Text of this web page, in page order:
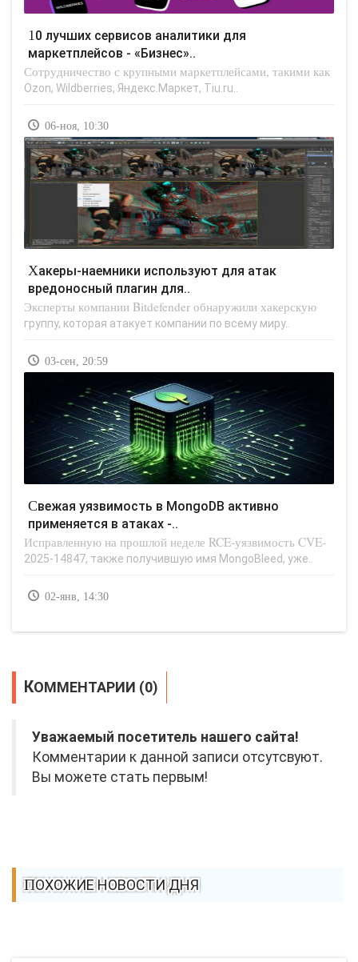
10 лучших сервисов аналитики для
маркетплейсов - «Бизнес»..
Сотрудничество с крупными маркетплейсами, такими как
Ozon, Wildberries, Яндекс.Маркет, Tiu.ru..
06-ноя, 10:30
Хакеры-наемники используют для атак
вредоносный плагин для..
Эксперты компании Bitdefender обнаружили хакерскую
группу, которая атакует компании по всему миру..
03-сен, 20:59
Свежая уязвимость в MongoDB активно
применяется в атаках -..
Исправленную на прошлой неделе RCE-уязвимость CVE-
2025-14847, также получившую имя MongoBleed, уже..
02-янв, 14:30
КОММЕНТАРИИ (0)
Уважаемый посетитель нашего сайта!
Комментарии к данной записи отсутсвуют.
Вы можете стать первым!
ПОХОЖИЕ НОВОСТИ ДНЯ